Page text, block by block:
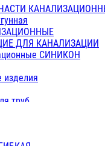
с металл. серые
ПП (серые)
белые
ПП (белые)
ПП с металлом белые
ДЛЯ КАНАЛИЗАЦИИ
СИНИКОН
труб